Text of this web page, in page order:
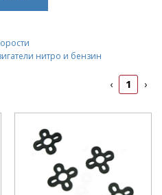
нитро и бензин
‹ 1 ›